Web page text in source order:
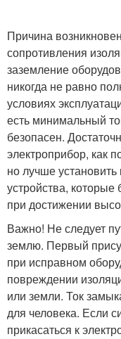
Причина
сопротивления
заземление
никогда не равно
условиях
есть минимальный
безопасен.
электроприбор, как
но лучше
устройства, которые
при достижении
Важно! Не следует
землю. Первый
при исправном
повреждении
или земли. Ток
для человека. Если
прикасаться к